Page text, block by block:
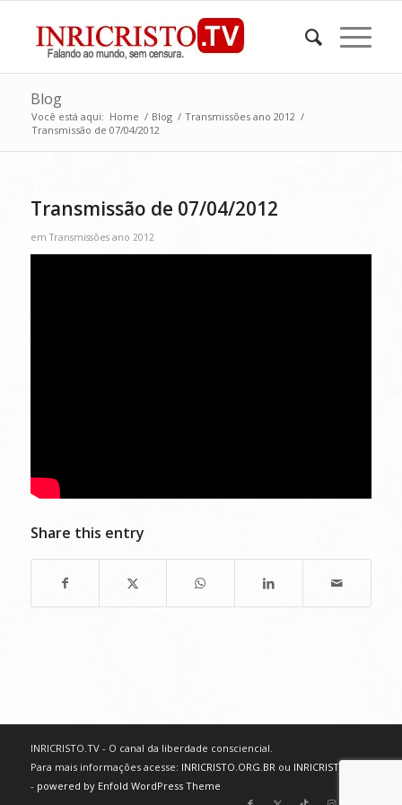
Blog
Você está aqui: Home / Blog / Transmissões ano 2012 /
Transmissão de 07/04/2012
Transmissão de 07/04/2012
emTransmissões ano 2012
Share this entry
INRICRISTO.TV - O canal da liberdade consciencial.
Para mais informações acesse: INRICRISTO.ORG.BR ou INRICRISTO.NET
- powered by Enfold WordPress Theme